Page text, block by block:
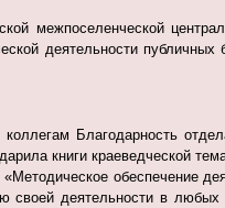
межпоселенческой
деятельности
Благодарность
книги краеведческой
обеспечение
своей деятельности в